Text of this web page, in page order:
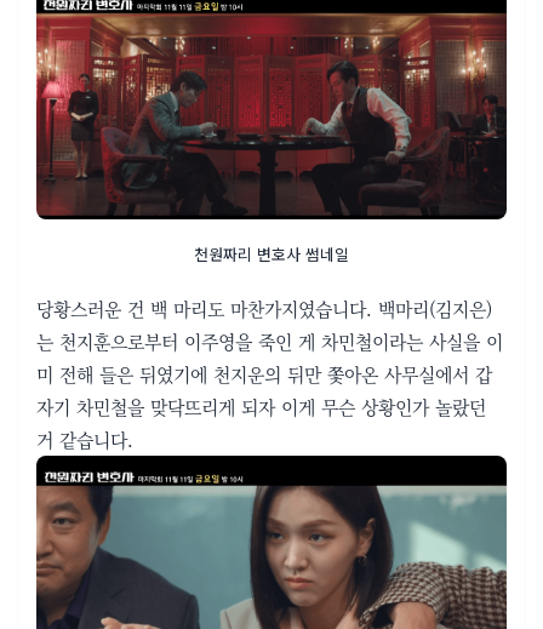
천원짜리 변호사 썸네일
당황스러운 건 백 마리도 마찬가지였습니다. 백마리(김지은)
는 천지훈으로부터 이주영을 죽인 게 차민철이라는 사실을 이
미 전해 들은 뒤였기에 천지운의 뒤만 쫓아온 사무실에서 갑
자기 차민철을 맞닥뜨리게 되자 이게 무슨 상황인가 놀랐던
거 같습니다.